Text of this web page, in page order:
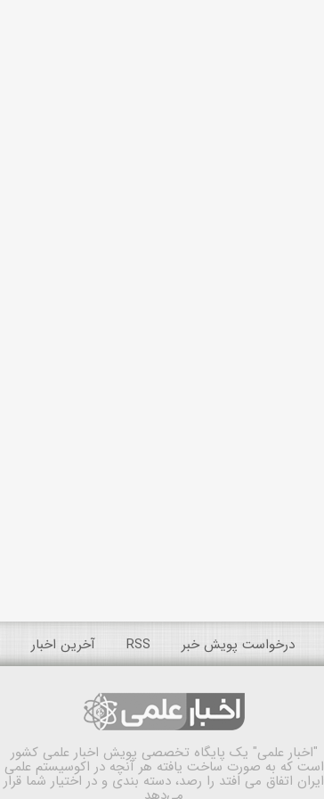
درخواست پویش خبر RSS آخرین اخبار
"اخبار علمی" یک پایگاه تخصصی پویش اخبار علمی کشور
است که به صورت ساخت یافته هر آنچه در اکوسیستم علمی
ایران اتفاق می افتد را رصد، دسته بندی و در اختیار شما قرار